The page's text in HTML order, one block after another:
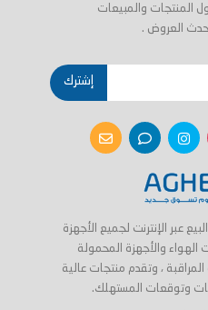
المنتجات والمبيعات
العروض .
إشترك
عبر الإنترنت لجميع الأجهزة
الهواء والأجهزة المحمولة
المراقبة ، وتقدم منتجات عالية
وتوقعات المستهلك.